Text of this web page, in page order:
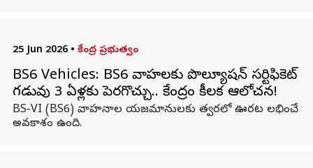
25 Jun 2026 • కేంద్ర ప్రభుత్వం
BS6 Vehicles: BS6 వాహనాలకు పొల్యూషన్ సర్టిఫికెట్
గడువు 3 ఏళ్లకు పెరగొచ్చు.. కేంద్రం కీలక ఆలోచన!
BS-VI (BS6) వాహనాల యజమానులకు త్వరలో ఊరట లభించే
అవకాశం ఉంది.